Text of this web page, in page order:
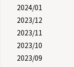
2024/01
2023/12
2023/11
2023/10
2023/09